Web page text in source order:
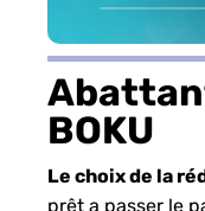
BOKU
Le choix de la
prêt a passer le